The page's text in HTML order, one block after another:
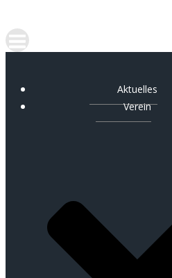
Aktuelles
Verein